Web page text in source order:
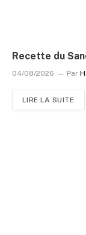
Recette du
04/08/2026 Par
LIRE LA SUITE